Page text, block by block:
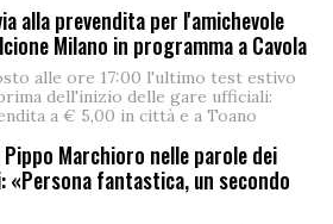
alla prevendita per l'amichevole
Milano in programma a Cavola
alle ore 17:00 l'ultimo test estivo
dell'inizio delle gare ufficiali:
a € 5,00 in città e a Toano
Marchioro nelle parole dei
«Persona fantastica, un secondo